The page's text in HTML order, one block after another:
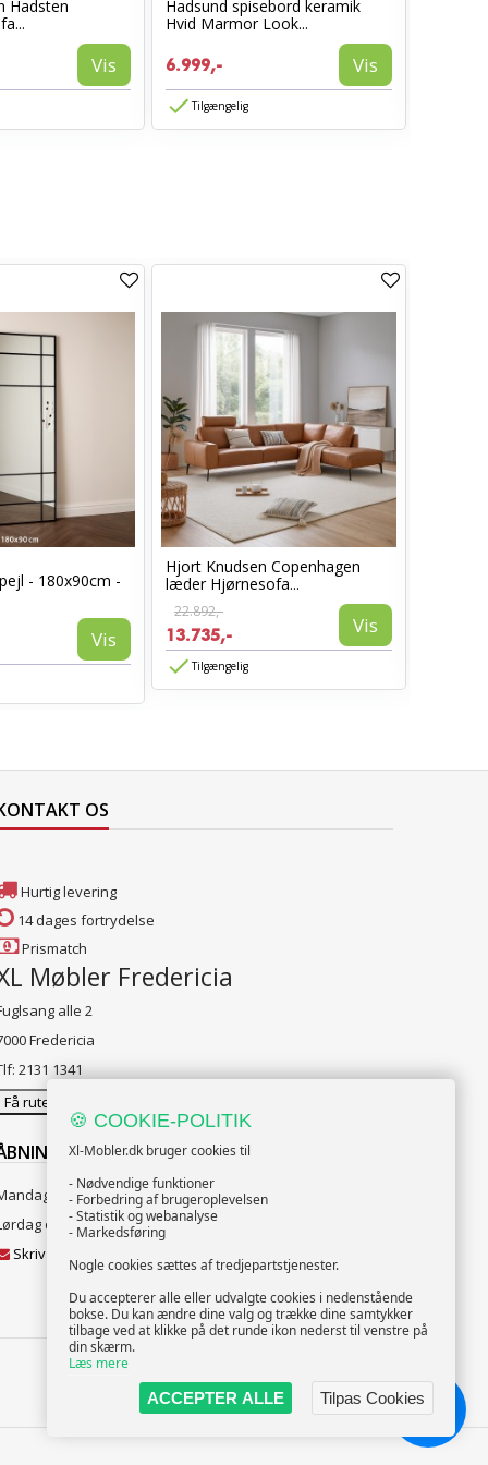
Hadsten
Vis
Hadsund spisebord keramik
Hvid Marmor Look...
6.999,- Vis
Tilgængelig
- 180x90cm -
Vis
Hjort Knudsen Copenhagen
læder Hjørnesofa...
22.892,-
13.735,- Vis
Tilgængelig
OS
Hurtig levering
14 dages fortrydelse
Prismatch
Møbler Fredericia
alle 2
Fredericia
2131 1341
Få rutevejledning
til Fredag 10:00 til 18:00
og Søndag 10:00 til 16:00
Skriv til vores kundeservice
FØLG OS
🍪 COOKIE-POLITIK
Xl-Mobler.dk bruger cookies til
- Nødvendige funktioner
- Forbedring af brugeroplevelsen
- Statistik og webanalyse
- Markedsføring
Nogle cookies sættes af tredjepartstjenester.
Du accepterer alle eller udvalgte cookies i nedenstående
bokse. Du kan ændre dine valg og trække dine samtykker
tilbage ved at klikke på det runde ikon nederst til venstre på
din skærm.
Læs mere
ACCEPTER ALLE
Tilpas Cookies